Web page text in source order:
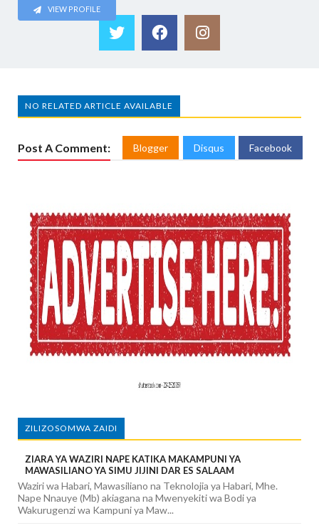
VIEW PROFILE
NO RELATED ARTICLE AVAILABLE
Post A Comment: Blogger Disqus Facebook
ZILIZOSOMWA ZAIDI
ZIARA YA WAZIRI NAPE KATIKA MAKAMPUNI YA
MAWASILIANO YA SIMU JIJINI DAR ES SALAAM
Waziri wa Habari, Mawasiliano na Teknolojia ya Habari, Mhe.
Nape Nnauye (Mb) akiagana na Mwenyekiti wa Bodi ya
Wakurugenzi wa Kampuni ya Maw...